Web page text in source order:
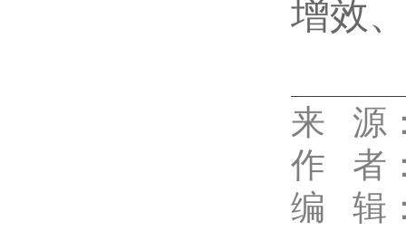
增效
代佳兴
来 源
作 者
编 辑